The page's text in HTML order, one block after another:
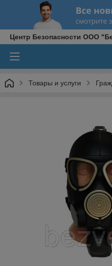
Центр Безопасности ООО
Товары и услуги